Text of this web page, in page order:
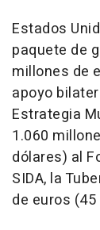
Estados
paquete de
millones de
apoyo
Estrategia
1.060
dólares) al
SIDA, la
de euros